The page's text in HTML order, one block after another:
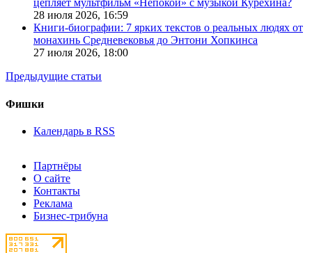
цепляет мультфильм «Непокой» с музыкой Курехина?
28 июля 2026, 16:59
Книги-биографии: 7 ярких текстов о реальных людях от
монахинь Средневековья до Энтони Хопкинса
27 июля 2026, 18:00
Предыдущие статьи
Фишки
Календарь в RSS
Партнёры
О сайте
Контакты
Реклама
Бизнес-трибуна